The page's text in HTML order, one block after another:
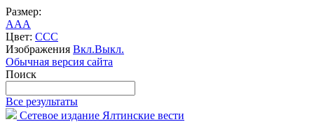
Размер:
AAA
Цвет: CCC
Изображения Вкл.Выкл.
Обычная версия сайта
Поиск
Все результаты
Сетевое издание Ялтинские вести